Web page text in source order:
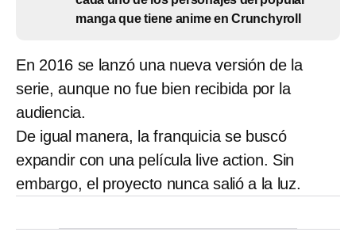
manga que tiene anime en Crunchyroll
En 2016 se lanzó una nueva versión de la
serie, aunque no fue bien recibida por la
audiencia.
De igual manera, la franquicia se buscó
expandir con una película live action. Sin
embargo, el proyecto nunca salió a la luz.